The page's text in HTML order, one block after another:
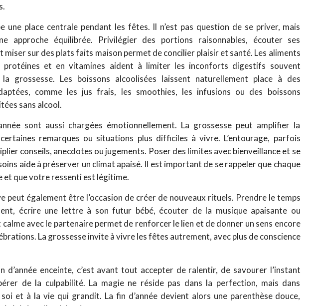
une place centrale pendant les fêtes. Il n’est pas question de se priver, mais
approche équilibrée. Privilégier des portions raisonnables, écouter ses
miser sur des plats faits maison permet de concilier plaisir et santé. Les aliments
protéines et en vitamines aident à limiter les inconforts digestifs souvent
la grossesse. Les boissons alcoolisées laissent naturellement place à des
comme les jus frais, les smoothies, les infusions ou des boissons
sans alcool.
sont aussi chargées émotionnellement. La grossesse peut amplifier la
remarques ou situations plus difficiles à vivre. L’entourage, parfois
conseils, anecdotes ou jugements. Poser des limites avec bienveillance et se
aide à préserver un climat apaisé. Il est important de se rappeler que chaque
et que votre ressenti est légitime.
peut également être l’occasion de créer de nouveaux rituels. Prendre le temps
écrire une lettre à son futur bébé, écouter de la musique apaisante ou
avec le partenaire permet de renforcer le lien et de donner un sens encore
La grossesse invite à vivre les fêtes autrement, avec plus de conscience
d’année enceinte, c’est avant tout accepter de ralentir, de savourer l’instant
de la culpabilité. La magie ne réside pas dans la perfection, mais dans
et à la vie qui grandit. La fin d’année devient alors une parenthèse douce,